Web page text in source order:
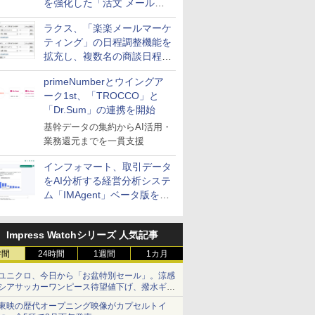
を強化した「活文 メール誤
送信防止アドインサービス」
を提供
ラクス、「楽楽メールマーケ
ティング」の日程調整機能を
拡充し、複数名の商談日程調
整を効率化
primeNumberとウイングア
ーク1st、「TROCCO」と
「Dr.Sum」の連携を開始
基幹データの集約からAI活用・
業務還元までを一貫支援
インフォマート、取引データ
をAI分析する経営分析システ
ム「IMAgent」ベータ版を提
Impress Watchシリーズ 人気記事
24時間 1週間 1カ月
ニクロ、今日から「お盆特別セール」。涼感
アサッカーワンピース待望値下げ、撥水ギア
ョーツは1990円に
映の歴代オープニング映像がカプセルトイ